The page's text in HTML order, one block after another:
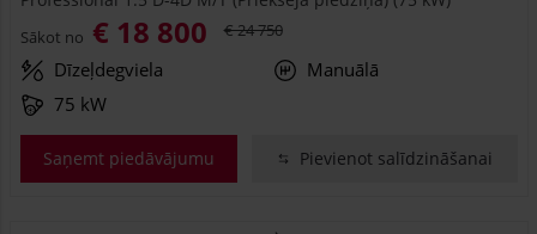
Sākot no € 18 800 € 24 750
Dīzeļdegviela
Manuālā
75 kW
Saņemt piedāvājumu Pievienot salīdzināšanai